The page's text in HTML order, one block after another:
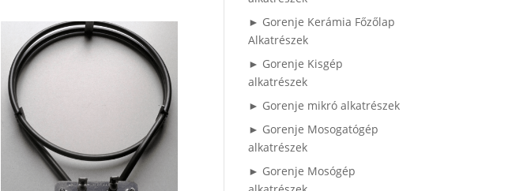
► Gorenje Kerámia Főzőlap
Alkatrészek
► Gorenje Kisgép
alkatrészek
► Gorenje mikró alkatrészek
► Gorenje Mosogatógép
alkatrészek
► Gorenje Mosógép